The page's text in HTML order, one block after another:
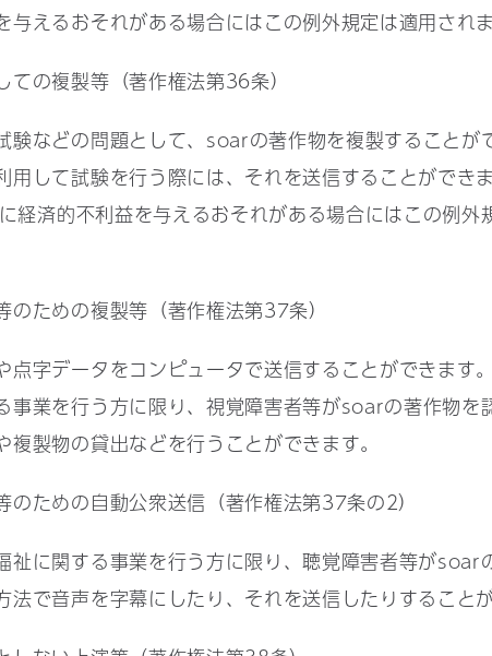
与えるおそれがある場合にはこの例外規定は適用されま
ての複製等（著作権法第36条）
などの問題として、soarの著作物を複製することが
用して試験を行う際には、それを送信することができま
経済的不利益を与えるおそれがある場合にはこの例外
のための複製等（著作権法第37条）
点字データをコンピュータで送信することができます
事業を行う方に限り、視覚障害者等がsoarの著作物を
複製物の貸出などを行うことができます。
のための自動公衆送信（著作権法第37条の2）
祉に関する事業を行う方に限り、聴覚障害者等がsoar
法で音声を字幕にしたり、それを送信したりすることが